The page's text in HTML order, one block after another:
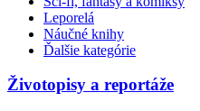
Leporelá
Náučné knihy
Ďalšie kategórie
Životopisy a reportáže